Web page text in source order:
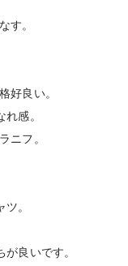
す。
好良い。
感。
ニフ。
。
良いです。